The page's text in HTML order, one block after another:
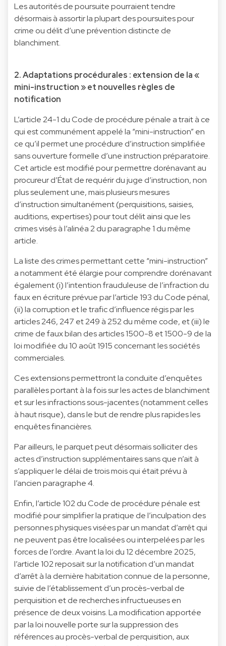
Les autorités de poursuite pourraient tendre
désormais à assortir la plupart des poursuites pour
crime ou délit d’une prévention distincte de
blanchiment.
2. Adaptations procédurales : extension de la «
mini-instruction » et nouvelles règles de
notification
L’article 24-1 du Code de procédure pénale a trait à ce
qui est communément appelé la “mini-instruction” en
ce qu’il permet une procédure d’instruction simplifiée
sans ouverture formelle d’une instruction préparatoire.
Cet article est modifié pour permettre dorénavant au
procureur d’État de requérir du juge d’instruction, non
plus seulement une, mais plusieurs mesures
d’instruction simultanément (perquisitions, saisies,
auditions, expertises) pour tout délit ainsi que les
crimes visés à l’alinéa 2 du paragraphe 1 du même
article.
La liste des crimes permettant cette “mini-instruction”
a notamment été élargie pour comprendre dorénavant
également (i) l’intention frauduleuse de l’infraction du
faux en écriture prévue par l’article 193 du Code pénal,
(ii) la corruption et le trafic d’influence régis par les
articles 246, 247 et 249 à 252 du même code, et (iii) le
crime de faux bilan des articles 1500-8 et 1500-9 de la
loi modifiée du 10 août 1915 concernant les sociétés
commerciales.
Ces extensions permettront la conduite d’enquêtes
parallèles portant à la fois sur les actes de blanchiment
et sur les infractions sous-jacentes (notamment celles
à haut risque), dans le but de rendre plus rapides les
enquêtes financières.
Par ailleurs, le parquet peut désormais solliciter des
actes d’instruction supplémentaires sans que n’ait à
s’appliquer le délai de trois mois qui était prévu à
l’ancien paragraphe 4.
Enfin, l’article 102 du Code de procédure pénale est
modifié pour simplifier la pratique de l’inculpation des
personnes physiques visées par un mandat d’arrêt qui
ne peuvent pas être localisées ou interpelées par les
forces de l’ordre. Avant la loi du 12 décembre 2025,
l’article 102 reposait sur la notification d’un mandat
d’arrêt à la dernière habitation connue de la personne,
suivie de l’établissement d’un procès-verbal de
perquisition et de recherches infructueuses en
présence de deux voisins. La modification apportée
par la loi nouvelle porte sur la suppression des
références au procès-verbal de perquisition, aux